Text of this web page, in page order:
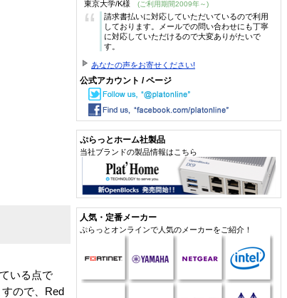
いる点で
ので、Red
東京大学/K様 (ご利用期間2009年～)
“
請求書払いに対応していただいているので利用
しております。メールでの問い合わせにも丁寧
に対応していただけるので大変ありがたいで
す。
あなたの声をお寄せください!
公式アカウント / ページ
ぷらっとホーム社製品
当社ブランドの製品情報はこちら
人気・定番メーカー
ぷらっとオンラインで人気のメーカーをご紹介！